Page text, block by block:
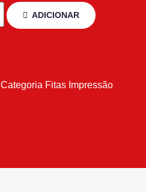
ADICIONAR
Categoria Fitas Impressão